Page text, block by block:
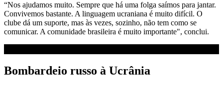
“Nos ajudamos muito. Sempre que há uma folga saímos para jantar.
Convivemos bastante. A linguagem ucraniana é muito difícil. O
clube dá um suporte, mas às vezes, sozinho, não tem como se
comunicar. A comunidade brasileira é muito importante", conclui.
Bombardeio russo à Ucrânia